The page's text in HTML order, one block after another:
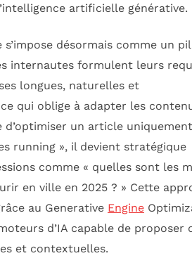
artificielle générative.
désormais comme un
internautes formulent leurs
longues, naturelles et
qui oblige à adapter les
un article
running », il devient stratégique
comme « quelles sont les
en ville en 2025 ? » Cette
au Generative Engine
d’IA capable de proposer
et contextuelles.